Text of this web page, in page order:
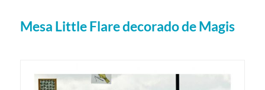
Mesa Little Flare decorado de Magis